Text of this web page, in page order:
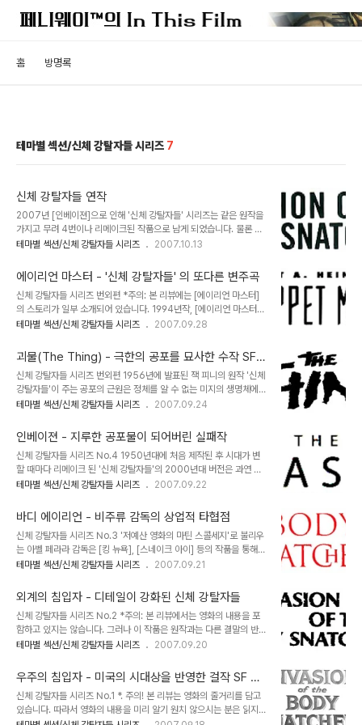
홈 방명록
테마별 섹션/신체 강탈자들 시리즈 7
신체 강탈자들 연작
2007년 [인베이젼]으로 인해 '신체 강탈자들' 시리즈는 같은 원작을
가지고 무려 4번이나 리메이크된 작품으로 남게 되었습니다. 물론 잭
피니의 원작소설을 바탕으로 한 영화는 4편이지만 외계인들에게 신체
이 많습니다. 이번 기회를 빌어 과연 인체를 강탈하는 에이리언의 이야
기기 왜 매력이 있는지, 그 이야기의 배경에는 어떠한 의미가 내포되어
있는지 간략하게나마 살펴보고자 합니다. 신체 강탈자들 연작 리뷰 1.
우주의 침입자 2.외계의 침입자 3.바디 에이리언 4.인베이젼 번외편.
에이리언 마스터 번외편. 괴물(The Thing)
테마별 섹션/신체 강탈자들 시리즈 2007.10.13
에이리언 마스터 - '신체 강탈자들' 의 또다른 변주곡
신체 강탈자들 시리즈 번외편 *주의: 본 리뷰에는 [에이리언 마스터]
의 스토리가 일부 소개되어 있습니다. 1994년작, [에이리언 마스터]
는 '신체 강탈자들' 시리즈의 3번째 작품인 [바디 에이리언]이 나온 직
관객에게는 이 작품이 아류작 정도로 생각되어 지는 것도 무리는 아닐
것이다. 하지만 [에이리언 마스터]는 'SF계의 셰익스피어'로 불리는
로버트 A. 하인라인의 소설 '퍼펫 마스터즈 (The Puppet
Masters)'에 기초를 두고 있으며 (그래서인지 원제목도 Robert A.
Heinlein's The Puppet Masters로서 하인라인의 원작임을 강조
테마별 섹션/신체 강탈자들 시리즈 2007.09.28
괴물(The Thing) - 극한의 공포를 묘사한 수작 SF
호러물
신체 강탈자들 시리즈 번외편 1956년에 발표된 잭 피니의 원작 '신체
강탈자들'이 주는 공포의 근원은 정체를 알 수 없는 미지의 생명체에
의해 자아를 빼앗기고 본체는 파괴된채 자신과 동일한 또하나의 복제
포물은 사실 잭 피니의 '신체 강탈자들' 이전부터 널리 사용되었던 소
재였다. 단지 돈 시겔 감독의 영화가 널리 알려지고, 이것이 자주 리메
이크 되면서 잭 피니의 작품이 상대적인 우위에 섰던 것은 사실이지만,
1938년에 발표된 존 W. 캠벨 주니어(John W. Campbell Jr.)의
중편소설 "거기 누구냐? (Who Goes There?)"나 로버트 A. 하인
테마별 섹션/신체 강탈자들 시리즈 2007.09.24
인베이젼 - 지루한 공포물이 되어버린 실패작
신체 강탈자들 시리즈 No.4 1950년대에 처음 제작된 후 시대가 변
할 때마다 리메이크 된 '신체 강탈자들'의 2000년대 버전은 과연 어
떨까? 이미 관객들이 다 알고 있는 내용을, 그것도 3번이나 반복한 이
3번째 리메이크이자 4번째 작품인[인베이젼]의 감독은 독일 출신의
올리버 히르비겔에게 돌아갔다. [익스페리먼트]로 평단의 호평을 받은
이 감독은 [히틀러와 제3 제국의 종말]등 독특한 시각의 드라마로 큰
성과를 거두어 독일의 유망주로 급부상중이었던 인물이었다. 히르비
겔은 경제적인 제작방법에 대해 일가견이 있는 감독이었으며 단시간
체의 디자인 등 영화의 전 분야..
테마별 섹션/신체 강탈자들 시리즈 2007.09.22
바디 에이리언 - 비주류 감독의 상업적 타협점
신체 강탈자들 시리즈 No.3 '저예산 영화의 마틴 스콜세지'로 불리우
는 아벨 페라라 감독은 [킹 뉴욕], [스네이크 아이] 등의 작품을 통해
작가주의 영화의 신성(新星)으로 떠오른 인물이다. 그는 주류 영화계
고유의 매니아층을 형성한 몇안되는 감독이기도 한데, 그런 그에게 '신
체 강탈자들'의 세 번째 리메이크작인 [바디 에이리언]의 제의가 들어
온 것은 의외의 일이었다. [바디 에이리언]은 2천만 달러의 제작비가
책정된, 당시로선 대형 프로젝트로써 그간 저예산 영화계에서 작업한
페라라 감독에게는 코드가 맞지 않는 영화였다. 더군다나 이미 두차례
가 그동안 추구했던 정형성의 탈피..
테마별 섹션/신체 강탈자들 시리즈 2007.09.21
외계의 침입자 - 디테일이 강화된 신체 강탈자들
신체 강탈자들 시리즈 No.2 *주의: 본 리뷰에서는 영화의 내용을 포
함하고 있지는 않습니다. 그러나 이 작품은 원작과는 다른 결말의 반전
이 아주 큰 특징임으로 다른 곳의 리뷰를 접하실때 스포일러를 절대 조
[외계의 침입자(Invasion Of The Body Snatchers, 1978) - 비
디오 출시명은 오리지널과 같은 [우주의 침입자]였으나, 본 리뷰에서
는 편의상 원작과의 구분을 위해 EBS TV방영명 [외계의 침입자]를
택했다 - 는 '오리지널에 버금가는 리메이크'란 평가를 받는 작품이다.
테마별 섹션/신체 강탈자들 시리즈 2007.09.20
우주의 침입자 - 미국의 시대상을 반영한 걸작 SF 스
릴러
신체 강탈자들 시리즈 No.1 *. 주의! 본 리뷰는 영화의 줄거리를 담고
있습니다. 따라서 영화의 내용을 미리 알기 원치 않으시는 분은 읽지